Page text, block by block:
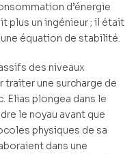
d’énergie
plus un ingénieur ; il était
équation de stabilité.
des niveaux
traiter une surcharge de
Elias plongea dans le
le noyau avant que
physiques de sa
dans une